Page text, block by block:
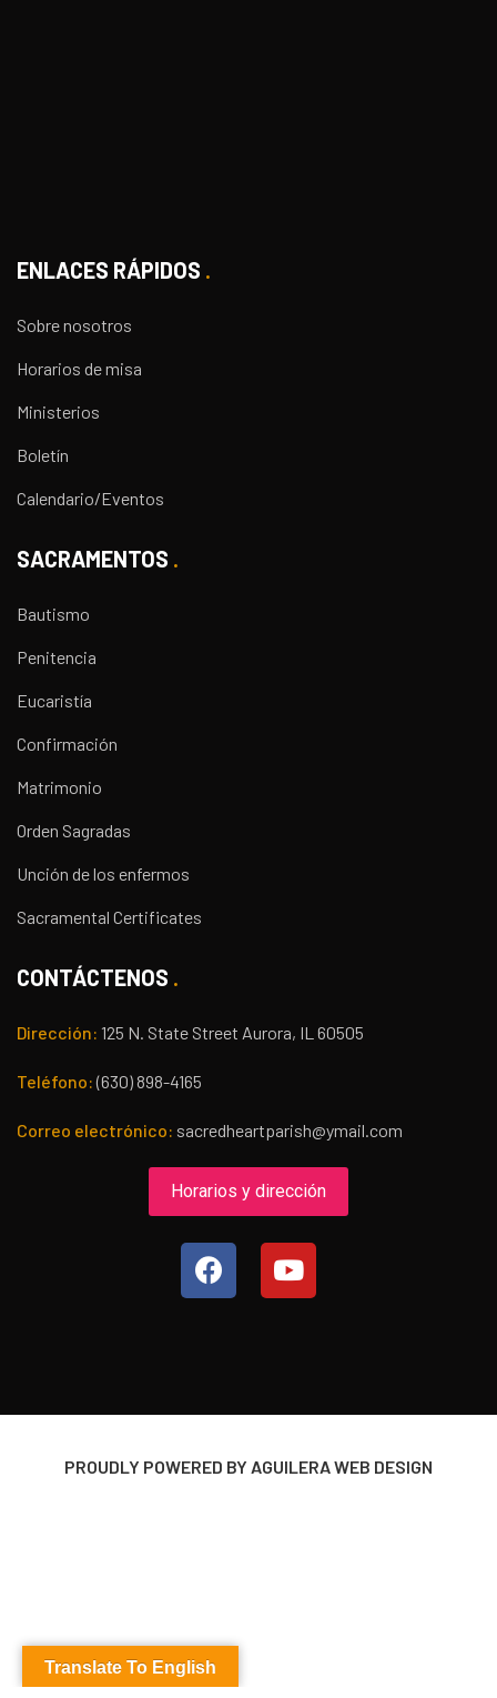
ENLACES RÁPIDOS
Sobre nosotros
Horarios de misa
Ministerios
Boletín
Calendario/Eventos
SACRAMENTOS
Bautismo
Penitencia
Eucaristía
Confirmación
Matrimonio
Orden Sagradas
Unción de los enfermos
Sacramental Certificates
CONTÁCTENOS
Dirección: 125 N. State Street Aurora, IL 60505
Teléfono:(630) 898-4165
Correo electrónico: sacredheartparish@ymail.com
Horarios y dirección
PROUDLY POWERED BY AGUILERA WEB DESIGN
Translate To English